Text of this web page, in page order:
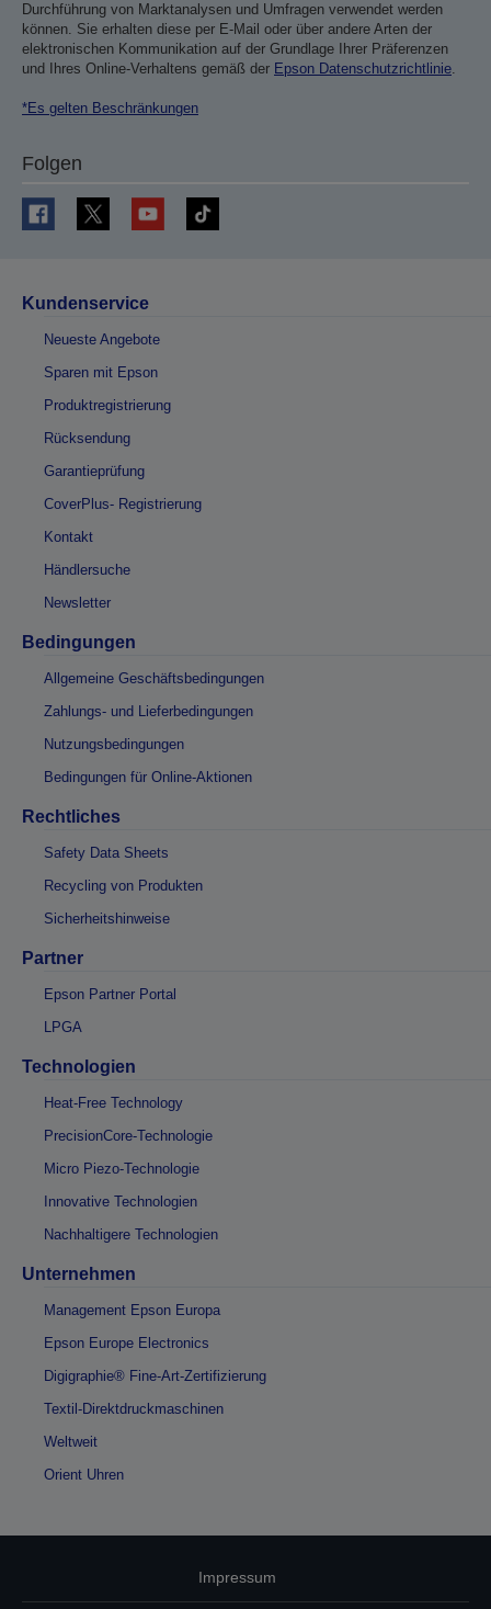
Durchführung von Marktanalysen und Umfragen verwendet werden
können. Sie erhalten diese per E-Mail oder über andere Arten der
elektronischen Kommunikation auf der Grundlage Ihrer Präferenzen
und Ihres Online-Verhaltens gemäß der Epson Datenschutzrichtlinie.
*Es gelten Beschränkungen
Folgen
Kundenservice
Neueste Angebote
Sparen mit Epson
Produktregistrierung
Rücksendung
Garantieprüfung
CoverPlus- Registrierung
Kontakt
Händlersuche
Newsletter
Bedingungen
Allgemeine Geschäftsbedingungen
Zahlungs- und Lieferbedingungen
Nutzungsbedingungen
Bedingungen für Online-Aktionen
Rechtliches
Safety Data Sheets
Recycling von Produkten
Sicherheitshinweise
Partner
Epson Partner Portal
LPGA
Technologien
Heat-Free Technology
PrecisionCore-Technologie
Micro Piezo-Technologie
Innovative Technologien
Nachhaltigere Technologien
Unternehmen
Management Epson Europa
Epson Europe Electronics
Digigraphie® Fine-Art-Zertifizierung
Textil-Direktdruckmaschinen
Weltweit
Orient Uhren
Impressum